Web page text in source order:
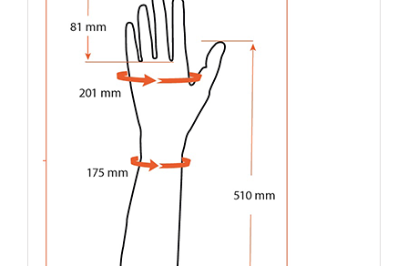
E44S10L12
E44S10L13
13
E44S10L14
E44S10L15
E44S10L16
E44S10L17
E44S10L18